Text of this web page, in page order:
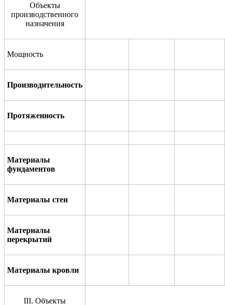
Объекты
производственного
назначения
Мощность
Производительность
Протяженность
Материалы
фундаментов
Материалы стен
Материалы
перекрытий
Материалы кровли
III. Объекты